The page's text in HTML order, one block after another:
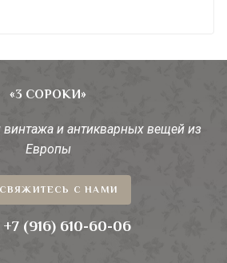
«3 СОРОКИ»
винтажа и антикварных вещей из
Европы
СВЯЖИТЕСЬ С НАМИ
+7 (916) 610-60-06